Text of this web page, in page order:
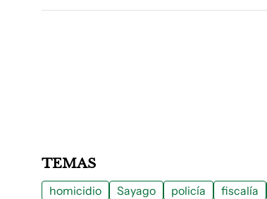
TEMAS
homicidio Sayago policía fiscalía